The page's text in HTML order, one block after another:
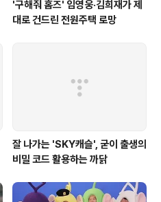
'구해줘 홈즈' 임영웅·김희재가 제
대로 건드린 전원주택 로망
잘 나가는 'SKY캐슬', 굳이 출생의
비밀 코드 활용하는 까닭